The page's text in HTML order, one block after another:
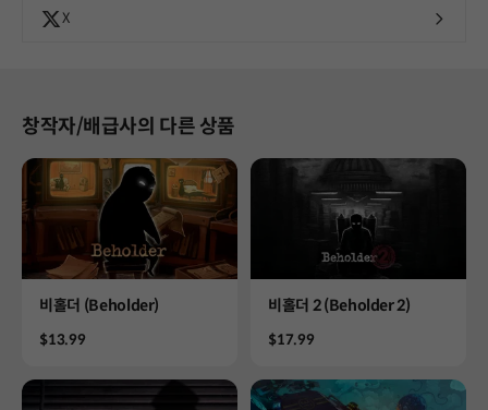
X
창작자/배급사의 다른 상품
Product
비홀더 (Beholder)
Price
$13.99
Product
비홀더 2 (Beholder 2)
Price
$17.99